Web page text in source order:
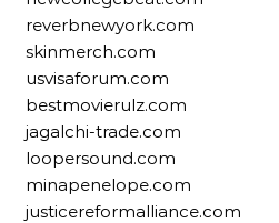
reverbnewyork.com
skinmerch.com
usvisaforum.com
bestmovierulz.com
jagalchi-trade.com
loopersound.com
minapenelope.com
justicereformalliance.com